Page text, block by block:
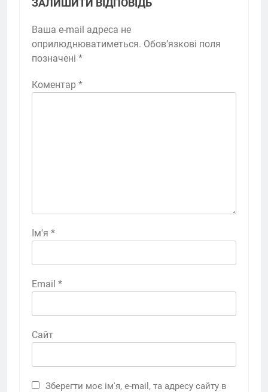
ЗАЛИШИТИ ВІДПОВІДЬ
Ваша e-mail адреса не
оприлюднюватиметься. Обов’язкові поля
позначені *
Коментар *
Ім'я *
Email *
Сайт
Зберегти моє ім'я, e-mail, та адресу сайту в